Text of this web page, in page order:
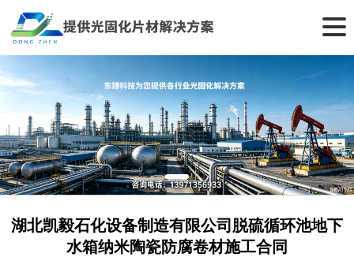
湖北凯毅石化设备制造有限公司脱硫循环池地下
水箱纳米陶瓷防腐卷材施工合同